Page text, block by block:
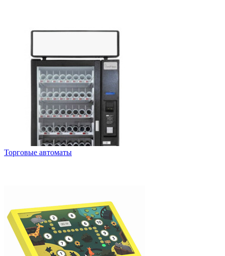
Торговые автоматы